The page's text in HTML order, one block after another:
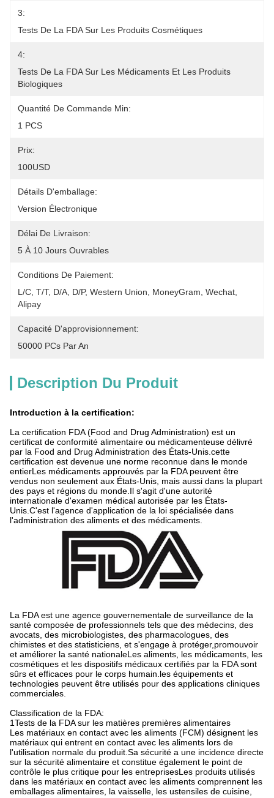
3:
Tests De La FDA Sur Les Produits Cosmétiques
4:
Tests De La FDA Sur Les Médicaments Et Les Produits
Biologiques
Quantité De Commande Min:
1 PCS
Prix:
100USD
Détails D'emballage:
Version Électronique
Délai De Livraison:
5 À 10 Jours Ouvrables
Conditions De Paiement:
L/C, T/T, D/A, D/P, Western Union, MoneyGram, Wechat,
Alipay
Capacité D'approvisionnement:
50000 PCs Par An
Description Du Produit
Introduction à la certification:
La certification FDA (Food and Drug Administration) est un
certificat de conformité alimentaire ou médicamenteuse délivré
par la Food and Drug Administration des États-Unis.cette
certification est devenue une norme reconnue dans le monde
entierLes médicaments approuvés par la FDA peuvent être
vendus non seulement aux États-Unis, mais aussi dans la plupart
des pays et régions du monde.Il s'agit d'une autorité
internationale d'examen médical autorisée par les États-
Unis.C'est l'agence d'application de la loi spécialisée dans
l'administration des aliments et des médicaments.
La FDA est une agence gouvernementale de surveillance de la
santé composée de professionnels tels que des médecins, des
avocats, des microbiologistes, des pharmacologues, des
chimistes et des statisticiens, et s'engage à protéger,promouvoir
et améliorer la santé nationaleLes aliments, les médicaments, les
cosmétiques et les dispositifs médicaux certifiés par la FDA sont
sûrs et efficaces pour le corps humain.les équipements et
technologies peuvent être utilisés pour des applications cliniques
commerciales.
Classification de la FDA:
1Tests de la FDA sur les matières premières alimentaires
Les matériaux en contact avec les aliments (FCM) désignent les
matériaux qui entrent en contact avec les aliments lors de
l'utilisation normale du produit.Sa sécurité a une incidence directe
sur la sécurité alimentaire et constitue également le point de
contrôle le plus critique pour les entreprisesLes produits utilisés
dans les matériaux en contact avec les aliments comprennent les
emballages alimentaires, la vaisselle, les ustensiles de cuisine,